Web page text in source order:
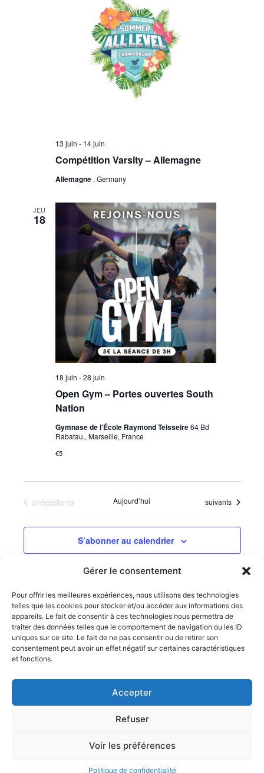
Gérer le consentement
Pour offrir les meilleures expériences, nous utilisons des technologies
telles que les cookies pour stocker et/ou accéder aux informations des
appareils. Le fait de consentir à ces technologies nous permettra de
traiter des données telles que le comportement de navigation ou les ID
uniques sur ce site. Le fait de ne pas consentir ou de retirer son
consentement peut avoir un effet négatif sur certaines caractéristiques
et fonctions.
Accepter
Refuser
Voir les préférences
Politique de confidentialité
Compétition Varsity – Allemagne
13 juin - 14 juin
Allemagne , Germany
JEU
18
Open Gym – Portes ouvertes South
Nation
18 juin -28 juin
Gymnase de l’École Raymond Teisseire64 Bd
Rabatau,, Marseille, France
€5
Évènements
précédents Aujourd’hui Évènements
suivants
S’abonner au calendrier
Politique de confidentialité-
Copyright © 2026 South Nation Cheerleading Marseille